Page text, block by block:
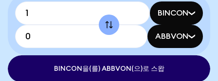
BINCON
ABBVON
BINCON을(를) ABBVON(으)로 스왑